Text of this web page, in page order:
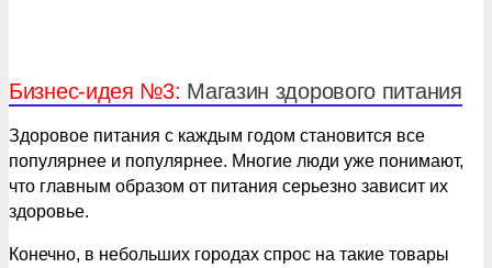
Бизнес-идея №3: Магазин здорового питания
Здоровое питания с каждым годом становится все
популярнее и популярнее. Многие люди уже понимают,
что главным образом от питания серьезно зависит их
здоровье.
Конечно, в небольших городах спрос на такие товары